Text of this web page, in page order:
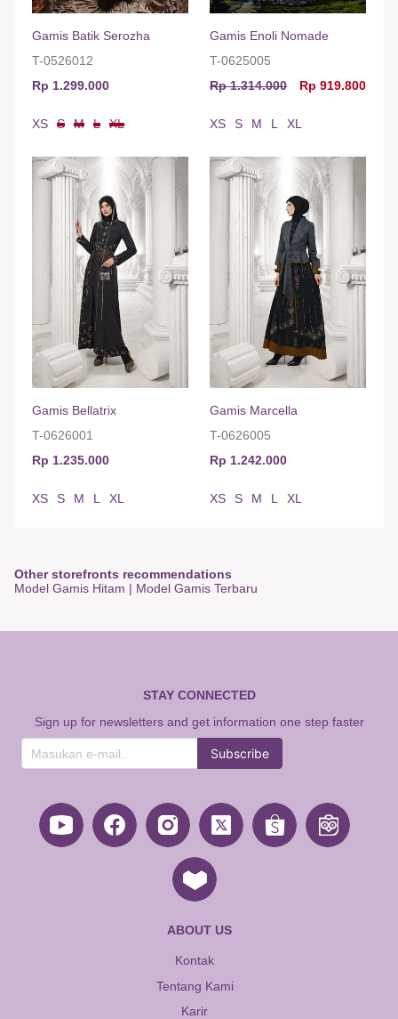
Gamis Batik Serozha
T-0526012
Rp 1.299.000
XS S M L XL
Gamis Enoli Nomade
T-0625005
Rp 1.314.000
Rp 919.800
XS S M L XL
Gamis Bellatrix
T-0626001
Rp 1.235.000
XS S M L XL
Gamis Marcella
T-0626005
Rp 1.242.000
XS S M L XL
Other storefronts recommendations
Model Gamis Hitam | Model Gamis Terbaru
STAY CONNECTED
Sign up for newsletters and get information one step faster
Subscribe
ABOUT US
Kontak
Tentang Kami
Karir